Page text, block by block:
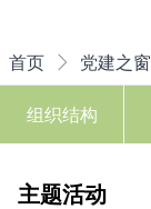
首页 党建之窗
组织结构
主题活动